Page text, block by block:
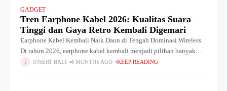
GADGET
Tren Earphone Kabel 2026: Kualitas Suara
Tinggi dan Gaya Retro Kembali Digemari
Earphone Kabel Kembali Naik Daun di Tengah Dominasi Wireless
Di tahun 2026, earphone kabel kembali menjadi pilihan banyak
pengguna di tengah maraknya perangkat audio nirkabel seperti
INSERT BALI 4 MONTHS AGO KEEP READING